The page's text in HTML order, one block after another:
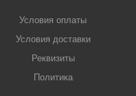
Условия оплаты
Условия доставки
Реквизиты
Политика